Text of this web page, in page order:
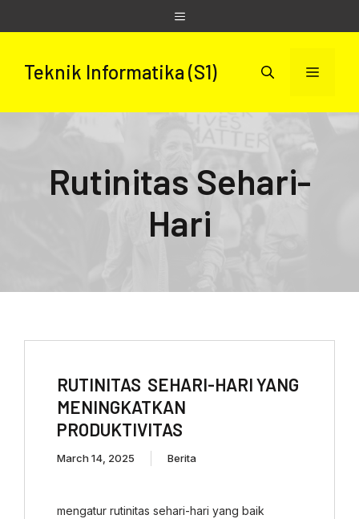
to
Menu
Teknik Informatika (S1) Menu
Rutinitas Sehari-
Hari
RUTINITAS SEHARI-HARI YANG
MENINGKATKAN
PRODUKTIVITAS
March 14, 2025 Berita
mengatur rutinitas sehari-hari yang baik